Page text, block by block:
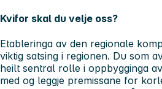
Kvifor skal du velje oss?
Etableringa av den regionale
viktig satsing i regionen. Du som
heilt sentral rolle i oppbygginga
med og leggje premissane for